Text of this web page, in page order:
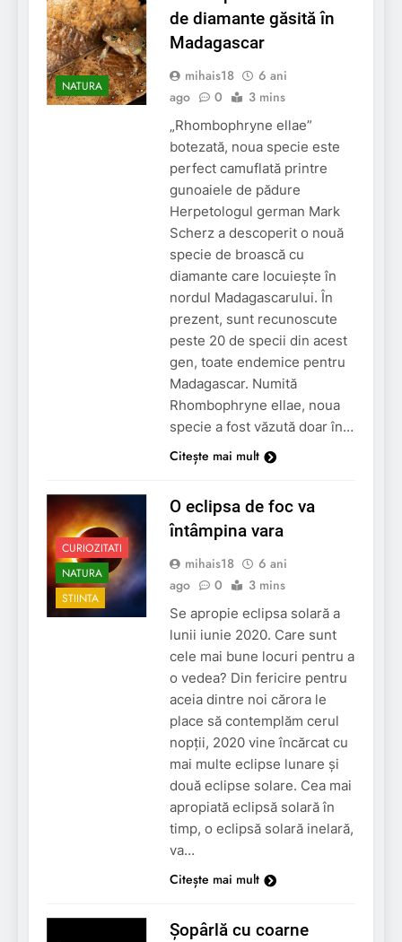
NATURA
de diamante găsită în
Madagascar
mihais18
6 ani
ago
0 3 mins
„Rhombophryne ellae”
botezată, noua specie este
perfect camuflată printre
gunoaiele de pădure
Herpetologul german Mark
Scherz a descoperit o nouă
specie de broască cu
diamante care locuiește în
nordul Madagascarului. În
prezent, sunt recunoscute
peste 20 de specii din acest
gen, toate endemice pentru
Madagascar. Numită
Rhombophryne ellae, noua
specie a fost văzută doar în…
Citește mai mult
CURIOZITATI
NATURA
STIINTA
O eclipsa de foc va
întâmpina vara
mihais18
6 ani
ago
0 3 mins
Se apropie eclipsa solară a
lunii iunie 2020. Care sunt
cele mai bune locuri pentru a
o vedea? Din fericire pentru
aceia dintre noi cărora le
place să contemplăm cerul
nopții, 2020 vine încărcat cu
mai multe eclipse lunare și
două eclipse solare. Cea mai
apropiată eclipsă solară în
timp, o eclipsă solară inelară,
va…
Citește mai mult
Șopârlă cu coarne